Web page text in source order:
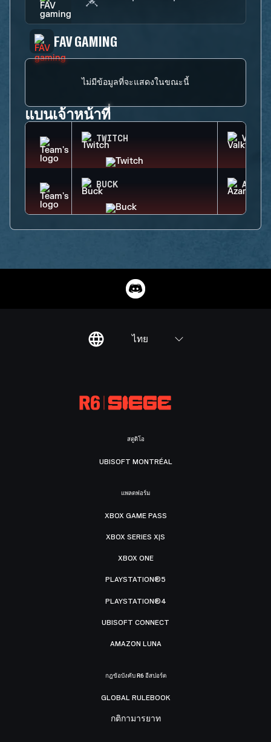
FAV GAMING
ไม่มีข้อมูลที่จะแสดงในขณะนี้
แบนเจ้าหน้าที่
TWITCH
BUCK AZAMI
ไทย
สตูดิโอ
UBISOFT MONTRÉAL
แพลตฟอร์ม
XBOX GAME PASS
XBOX SERIES X|S
XBOX ONE
PLAYSTATION®5
PLAYSTATION®4
UBISOFT CONNECT
AMAZON LUNA
กฎข้อบังคับ R6 อีสปอร์ต
GLOBAL RULEBOOK
กติกามารยาท